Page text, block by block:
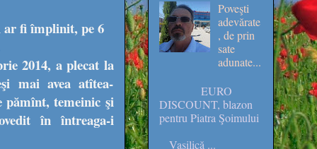
fi împlinit, pe 6
2014, a plecat la
mai avea atîtea-
temeinic şi
în întreaga-i
Poveşti
adevărate
, de prin
sate
adunate...
EURO
DISCOUNT, blazon
pentru Piatra Şoimului
Vasilică ...